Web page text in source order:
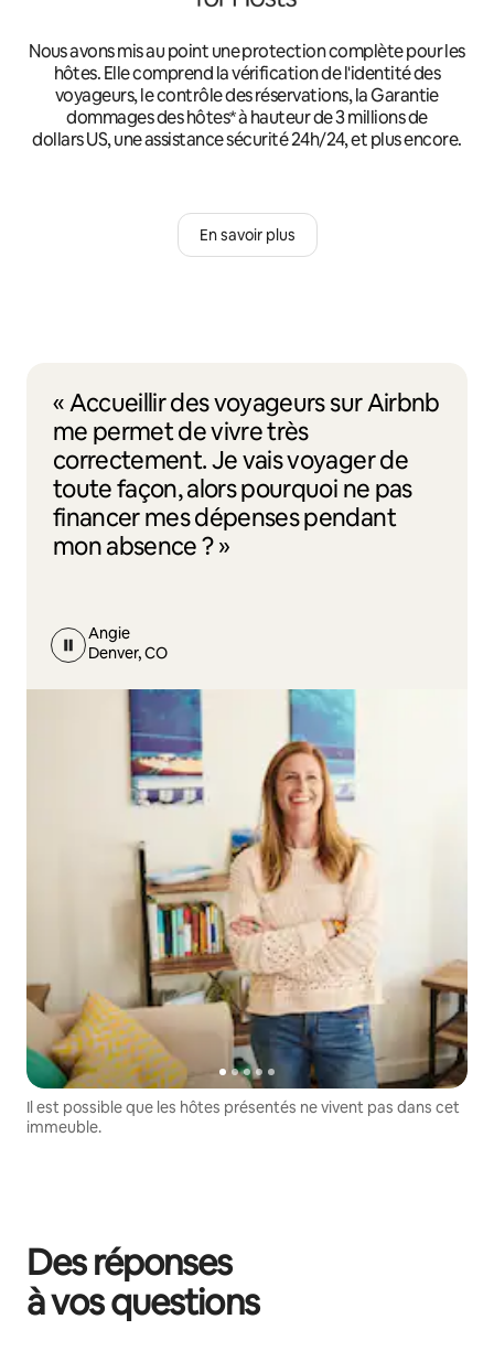
Nous avons mis au point une protection complète pour les
hôtes. Elle comprend la vérification de l'identité des
voyageurs, le contrôle des réservations, la Garantie
dommages des hôtes* à hauteur de 3 millions de
dollars US, une assistance sécurité 24h/24, et plus encore.
En savoir plus
« Accueillir des voyageurs sur Airbnb
me permet de vivre très
correctement. Je vais voyager de
toute façon, alors pourquoi ne pas
financer mes dépenses pendant
mon absence ? »
Angie
Denver, CO
Il est possible que les hôtes présentés ne vivent pas dans cet
immeuble.
Des réponses
à vos questions